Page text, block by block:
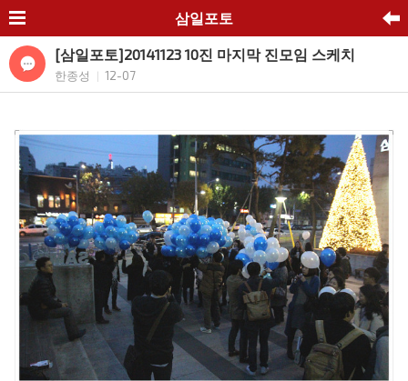
삼일포토
[삼일포토]20141123 10진 마지막 진모임 스케치
한종성 12-07